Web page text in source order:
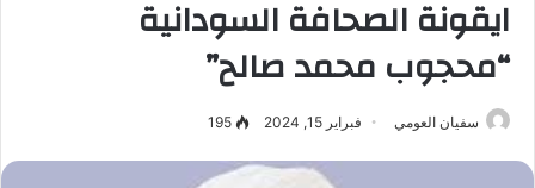
ايقونة الصحافة السودانية
“محجوب محمد صالح”
سفيان العومي فبراير 15, 2024 195